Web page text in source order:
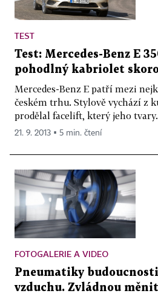
TEST
Test: Mercedes-Benz E
pohodlný kabriolet
Mercedes-Benz E patří mezi
českém trhu. Stylově vychází z
prodělal facelift, který jeho
21. 9. 2013 ▪ 5 min. čtení
FOTOGALERIE A VIDEO
Pneumatiky
vzduchu. Zvládnou